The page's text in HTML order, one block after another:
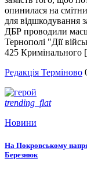
опинилася на
для відшкодування
ДБР проводили
Тернополі "Дії
425
Редакція Терміново
trending_flat
Новини
На Покровському
Березнюк